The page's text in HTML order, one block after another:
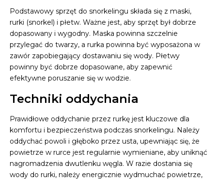
Podstawowy sprzęt do snorkelingu składa się z maski,
rurki (snorkel) i płetw. Ważne jest, aby sprzęt był dobrze
dopasowany i wygodny. Maska powinna szczelnie
przylegać do twarzy, a rurka powinna być wyposażona w
zawór zapobiegający dostawaniu się wody. Płetwy
powinny być dobrze dopasowane, aby zapewnić
efektywne poruszanie się w wodzie.
Techniki oddychania
Prawidłowe oddychanie przez rurkę jest kluczowe dla
komfortu i bezpieczeństwa podczas snorkelingu. Należy
oddychać powoli i głęboko przez usta, upewniając się, że
powietrze w rurce jest regularnie wymieniane, aby uniknąć
nagromadzenia dwutlenku węgla. W razie dostania się
wody do rurki, należy energicznie wydmuchać powietrze,